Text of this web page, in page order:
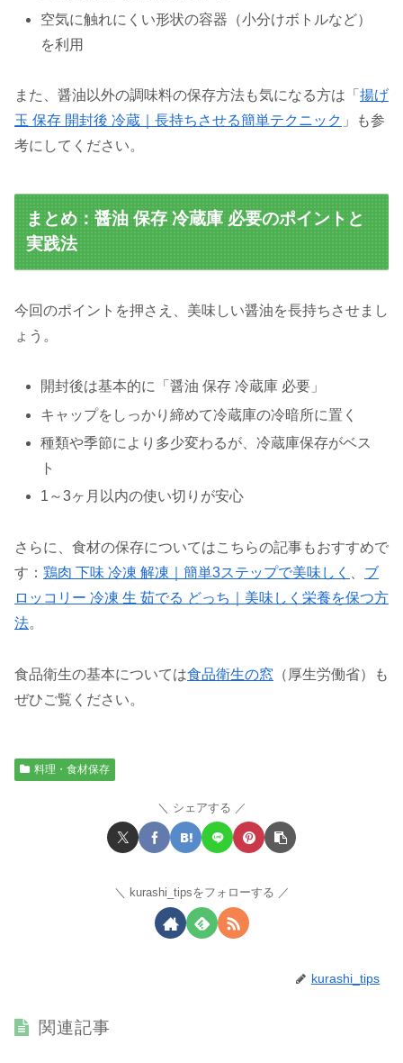
空気に触れにくい形状の容器（小分けボトルなど）
を利用
また、醤油以外の調味料の保存方法も気になる方は「 揚げ
玉 保存 開封後 冷蔵｜長持ちさせる簡単テクニック 」も参
考にしてください。
まとめ：醤油 保存 冷蔵庫 必要のポイントと
実践法
今回のポイントを押さえ、美味しい醤油を長持ちさせまし
ょう。
開封後は基本的に「醤油 保存 冷蔵庫 必要」
キャップをしっかり締めて冷蔵庫の冷暗所に置く
種類や季節により多少変わるが、冷蔵庫保存がベス
ト
1～3ヶ月以内の使い切りが安心
さらに、食材の保存についてはこちらの記事もおすすめで
す： 鶏肉 下味 冷凍 解凍｜簡単3ステップで美味しく
ブ
ロッコリー 冷凍 生 茹でる どっち｜美味しく栄養を保つ方
法。
食品衛生の基本については食品衛生の窓 （厚生労働省）も
ぜひご覧ください。
料理・食材保存
シェアする
kurashi_tipsをフォローする
kurashi_tips
関連記事